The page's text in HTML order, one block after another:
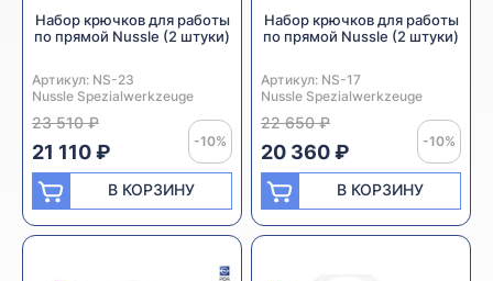
Набор крючков для работы
по прямой Nussle (2 штуки)
Артикул: NS-23
Производитель:
Nussle Spezialwerkzeuge
23 510 ₽
-10%
21 110 ₽
В КОРЗИНУ
Набор крючков для работы
по прямой Nussle (2 штуки)
Артикул: NS-17
Производитель:
Nussle Spezialwerkzeuge
22 650 ₽
-10%
20 360 ₽
В КОРЗИНУ